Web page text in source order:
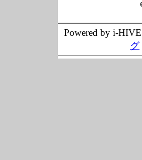
Powered by i-
グ